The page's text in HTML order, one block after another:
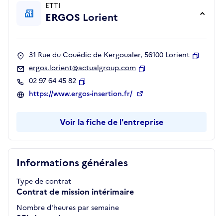
Informations générales
Type de contrat
Contrat de mission intérimaire
Nombre d'heures par semaine
ETTI
ERGOS Lorient
31 Rue du Couëdic de Kergoualer, 56100 Lorient
ergos.lorient@actualgroup.com
02 97 64 45 82
Copier
https://www.ergos-insertion.fr/
Voir la fiche de l'entreprise